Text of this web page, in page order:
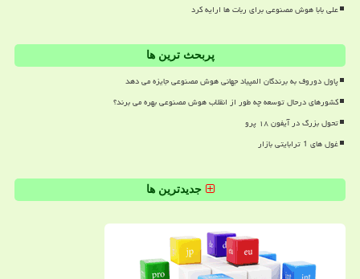
علی بابا هوش مصنوعی برای ربات ها ارایه کرد
پربحث ترین ها
پاول دوروف به برندگان المپیاد جهانی هوش مصنوعی جایزه می دهد
کشورهای درحال توسعه چه طور از انقلاب هوش مصنوعی بهره می برند؟
تحول بزرگ در آیفون ۱۸ پرو
غول های 1 ترابایتی بازار
جدیدترین ها